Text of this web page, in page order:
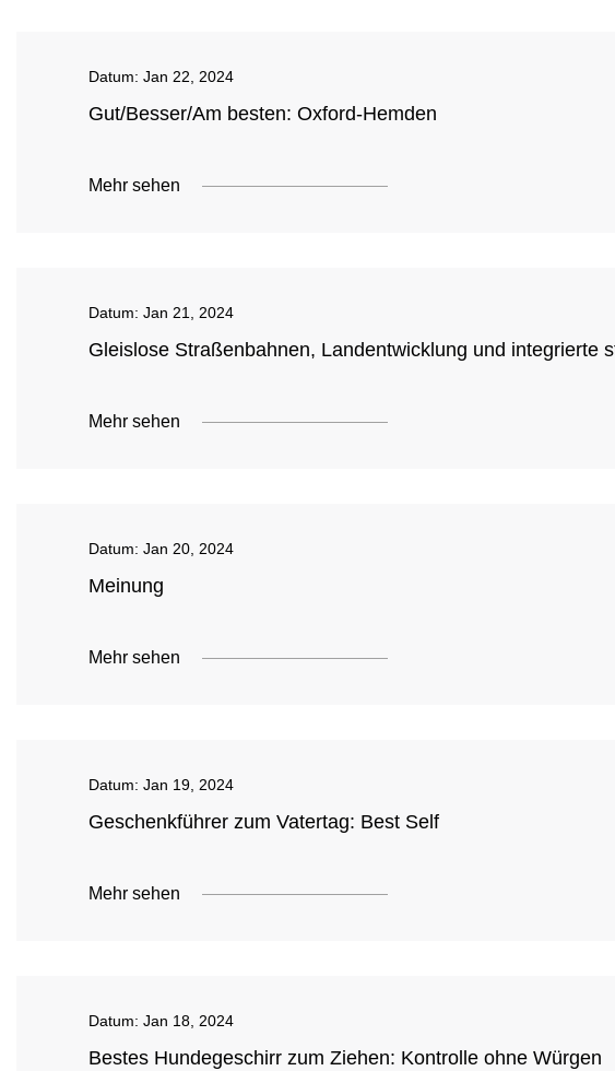
Datum: Jan 22, 2024
Gut/Besser/Am besten: Oxford-Hemden
Mehr sehen
Datum: Jan 21, 2024
Gleislose Straßenbahnen, Landentwicklung und integrierte
Mehr sehen
Datum: Jan 20, 2024
Meinung
Mehr sehen
Datum: Jan 19, 2024
Geschenkführer zum Vatertag: Best Self
Mehr sehen
Datum: Jan 18, 2024
Bestes Hundegeschirr zum Ziehen: Kontrolle ohne Würgen